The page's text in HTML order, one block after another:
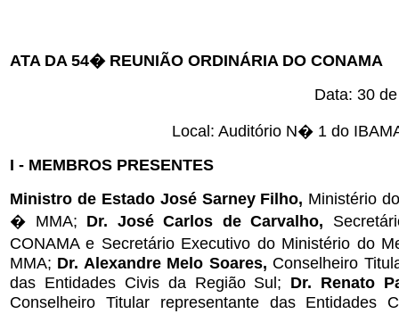
ATA DA 54� REUNIÃO ORDINÁRIA DO CONAMA
Data: 30
Local: Auditório N� 1 do
I - MEMBROS PRESENTES
Ministro de Estado José Sarney Filho, Ministério
� MMA; Dr. José Carlos de Carvalho,
CONAMA e Secretário Executivo do Ministério do
MMA; Dr. Alexandre Melo Soares, Conselheiro
das Entidades Civis da Região Sul; Dr. Renato
Conselheiro Titular representante das Entidades